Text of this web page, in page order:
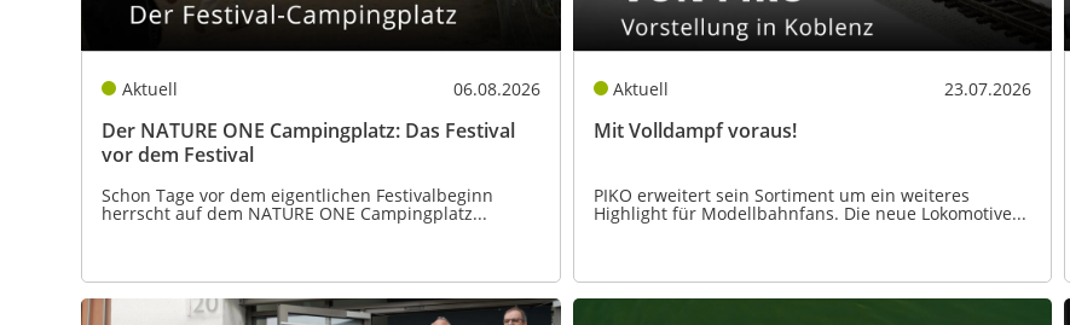
Aktuell 06.08.2026
Der NATURE ONE Campingplatz: Das Festival
vor dem Festival
Schon Tage vor dem eigentlichen Festivalbeginn
herrscht auf dem NATURE ONE Campingplatz...
Aktuell 23.07.2026
Mit Volldampf voraus!
PIKO erweitert sein Sortiment um ein weiteres
Highlight für Modellbahnfans. Die neue Lokomotive...